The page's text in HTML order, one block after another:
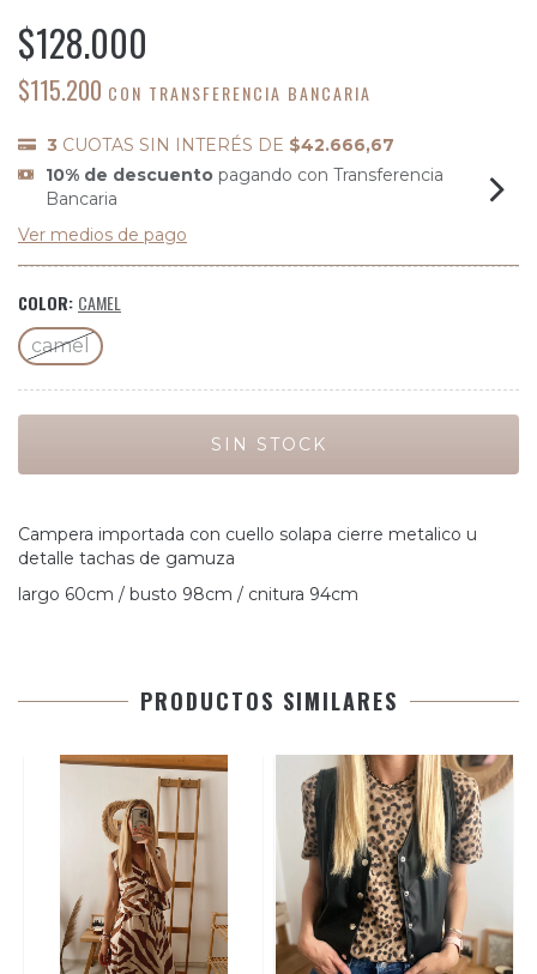
$128.000
$115.200 CON TRANSFERENCIA BANCARIA
3 CUOTAS SIN INTERÉS DE $42.666,67
10% de descuento pagando con Transferencia
Bancaria
Ver medios de pago
COLOR: CAMEL
camel
Campera importada con cuello solapa cierre metalico u
detalle tachas de gamuza
largo 60cm / busto 98cm / cnitura 94cm
PRODUCTOS SIMILARES